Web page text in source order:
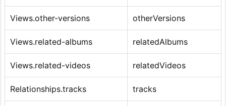
Views.other-versions otherVersions
Views.related-albums relatedAlbums
Views.related-videos relatedVideos
Relationships.tracks tracks